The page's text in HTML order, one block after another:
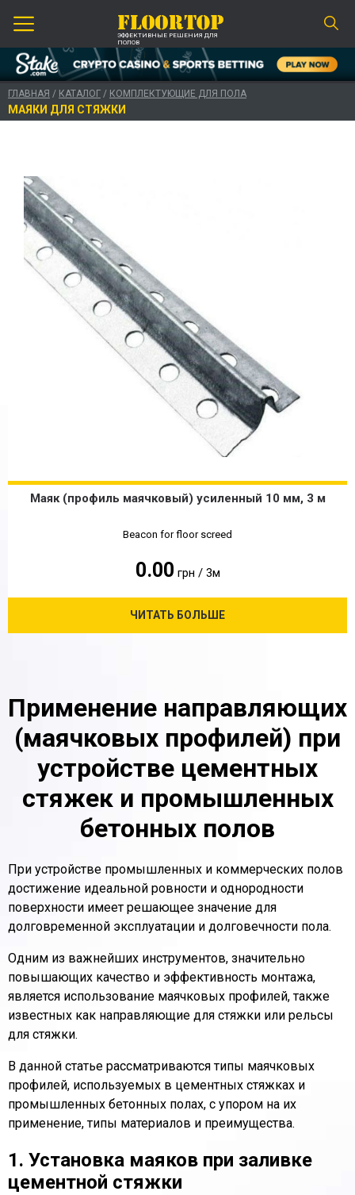
ЭФФЕКТИВНЫЕ РЕШЕНИЯ ДЛЯ
ПОЛОВ
ГЛАВНАЯ / КАТАЛОГ / КОМПЛЕКТУЮЩИЕ ДЛЯ ПОЛА
МАЯКИ ДЛЯ СТЯЖКИ
Маяк (профиль маячковый) усиленный 10 мм, 3 м
Beacon for floor screed
0.00 грн / 3м
ЧИТАТЬ БОЛЬШЕ
Применение направляющих
(маячковых профилей) при
устройстве цементных
стяжек и промышленных
бетонных полов
При устройстве промышленных и коммерческих полов
достижение идеальной ровности и однородности
поверхности имеет решающее значение для
долговременной эксплуатации и долговечности пола.
Одним из важнейших инструментов, значительно
повышающих качество и эффективность монтажа,
является использование маячковых профилей, также
известных как направляющие для стяжки или рельсы
для стяжки.
В данной статье рассматриваются типы маячковых
профилей, используемых в цементных стяжках и
промышленных бетонных полах, с упором на их
применение, типы материалов и преимущества.
1. Установка маяков при заливке
цементной стяжки